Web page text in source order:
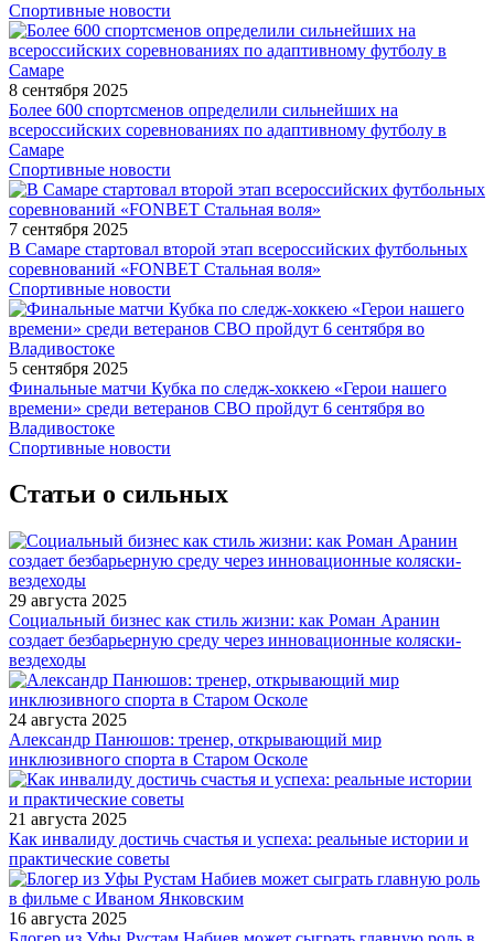
Спортивные новости
8 сентября 2025
Более 600 спортсменов определили сильнейших на
всероссийских соревнованиях по адаптивному футболу в
Самаре
Спортивные новости
7 сентября 2025
В Самаре стартовал второй этап всероссийских футбольных
соревнований «FONBET Стальная воля»
Спортивные новости
5 сентября 2025
Финальные матчи Кубка по следж-хоккею «Герои нашего
времени» среди ветеранов СВО пройдут 6 сентября во
Владивостоке
Спортивные новости
Статьи о сильных
29 августа 2025
Социальный бизнес как стиль жизни: как Роман Аранин
создает безбарьерную среду через инновационные коляски-
вездеходы
24 августа 2025
Александр Панюшов: тренер, открывающий мир
инклюзивного спорта в Старом Осколе
21 августа 2025
Как инвалиду достичь счастья и успеха: реальные истории и
практические советы
16 августа 2025